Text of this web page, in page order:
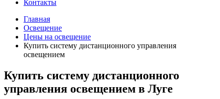
Контакты
Главная
Освещение
Цены на освещение
Купить систему дистанционного управления
освещением
Купить систему дистанционного
управления освещением в Луге